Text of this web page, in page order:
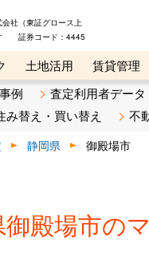
社（東証グロース上
証券コード：4445
土地活用 賃貸管理
講座 リビンマガジン
例 査定利用者データ
み替え・買い替え 不
静岡県 御殿場市
殿場市の